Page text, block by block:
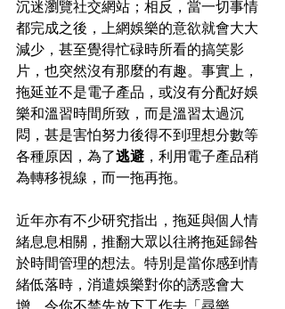
沉迷瀏覽社交網站；相反，當一切事情
都完成之後，上網娛樂的意欲就會大大
減少，甚至覺得忙碌時所看的搞笑影
片，也突然沒有那麼的有趣。事實上，
拖延並不是電子產品，或沒有分配好娛
樂和溫習時間所致，而是溫習太過沉
悶，甚是害怕努力後得不到理想分數等
各種原因，為了逃避 ，利用電子產品稍
為轉移視線，而一拖再拖。
近年亦有不少研究指出，拖延與個人情
緒息息相關，推翻大眾以往將拖延歸咎
於時間管理的想法。特別是當你感到情
緒低落時，消遣娛樂對你的誘惑會大
增，令你不禁先放下工作去「尋樂